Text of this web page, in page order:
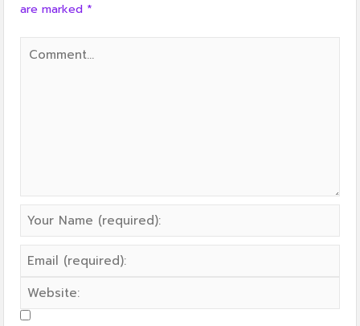
are marked *